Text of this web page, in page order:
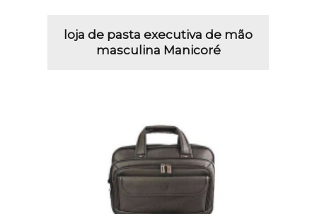
loja de pasta executiva de mão
masculina Manicoré